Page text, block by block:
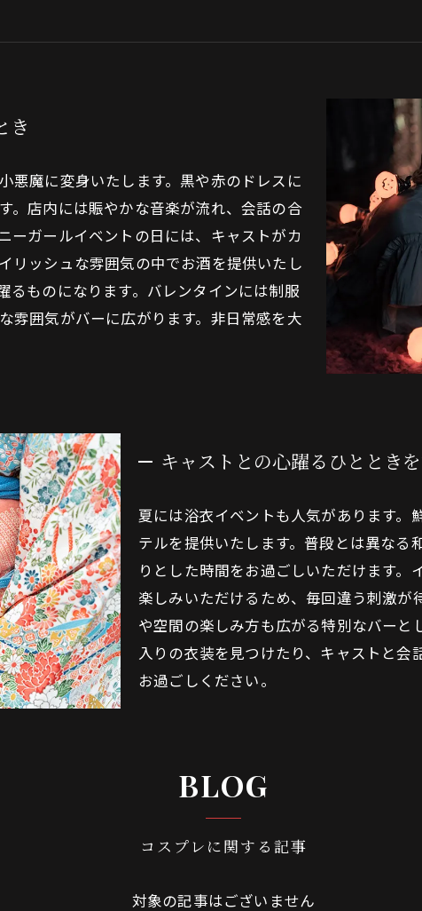
き
悪魔に変身いたします。黒や赤のドレスに
。店内には賑やかな音楽が流れ、会話の合
ーガールイベントの日には、キャストがカ
リッシュな雰囲気の中でお酒を提供いたし
るものになります。バレンタインには制服
雰囲気がバーに広がります。非日常感を大
キャストとの心躍るひととき
夏には浴衣イベントも人気があります
テルを提供いたします。普段とは異な
りとした時間をお過ごしいただけます
楽しみいただけるため、毎回違う刺激
や空間の楽しみ方も広がる特別なバー
入りの衣装を見つけたり、キャストと
お過ごしください。
BLOG
コスプレに関する記事
対象の記事はございません